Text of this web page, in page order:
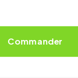
Commander